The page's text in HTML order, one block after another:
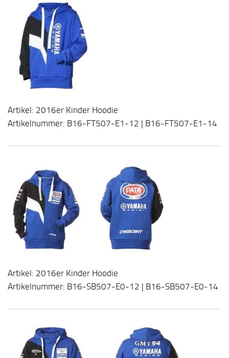
Artikel: 2016er Kinder Hoodie
Artikelnummer: B16-FT507-E1-12 | B16-FT507-E1-14
Artikel: 2016er Kinder Hoodie
Artikelnummer: B16-SB507-E0-12 | B16-SB507-E0-14